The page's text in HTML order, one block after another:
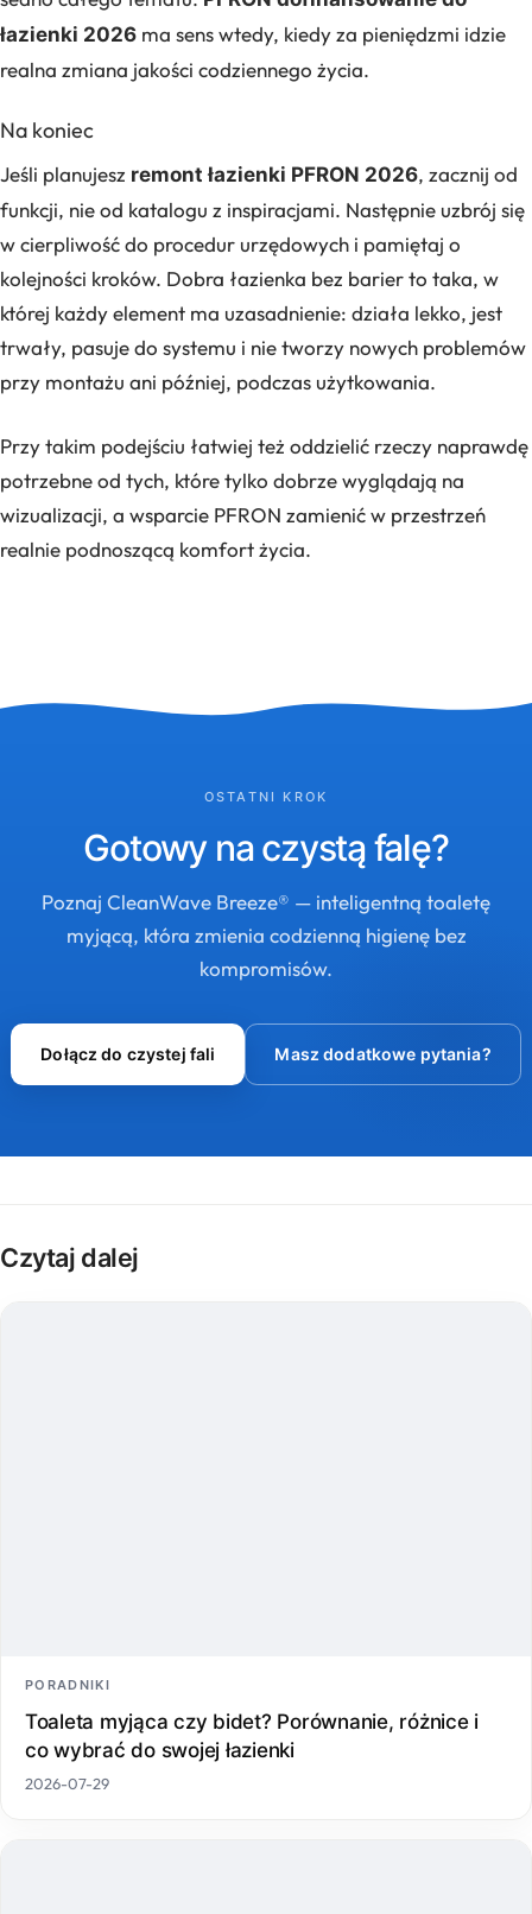
łazienki 2026 ma sens wtedy, kiedy za pieniędzmi idzie
realna zmiana jakości codziennego życia.
Na koniec
Jeśli planujesz remont łazienki PFRON 2026, zacznij od
funkcji, nie od katalogu z inspiracjami. Następnie uzbrój się
w cierpliwość do procedur urzędowych i pamiętaj o
kolejności kroków. Dobra łazienka bez barier to taka, w
której każdy element ma uzasadnienie: działa lekko, jest
trwały, pasuje do systemu i nie tworzy nowych problemów
przy montażu ani później, podczas użytkowania.
Przy takim podejściu łatwiej też oddzielić rzeczy naprawdę
potrzebne od tych, które tylko dobrze wyglądają na
wizualizacji, a wsparcie PFRON zamienić w przestrzeń
realnie podnoszącą komfort życia.
OSTATNI KROK
Gotowy na czystą falę?
Poznaj CleanWave Breeze® — inteligentną toaletę
myjącą, która zmienia codzienną higienę bez
kompromisów.
Dołącz do czystej fali Masz dodatkowe pytania?
Czytaj dalej
PORADNIKI
Toaleta myjąca czy bidet? Porównanie, różnice i
co wybrać do swojej łazienki
2026-07-29